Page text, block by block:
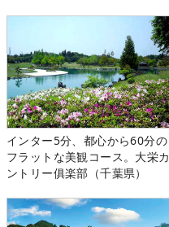
インター5分、都心から60分の
フラットな美観コース。大栄カ
ントリー俱楽部（千葉県）